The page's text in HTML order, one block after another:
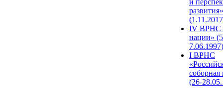
и
развития»
IV ВРНС
нации»
7.06.1997)
I ВРНС
(26-